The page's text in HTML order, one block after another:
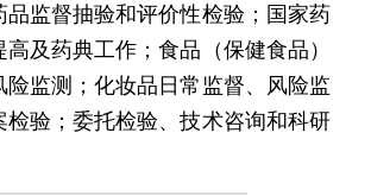
品监督抽验和评价性检验；国家药
及药典工作；食品（保健食品）
险监测；化妆品日常监督、风险监
检验；委托检验、技术咨询和科研